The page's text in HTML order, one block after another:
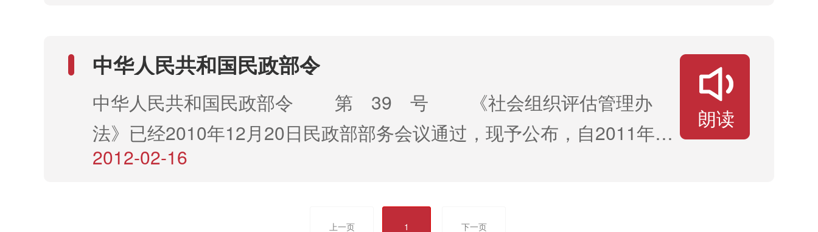
中华人民共和国民政部令
中华人民共和国民政部令 第 39 号 《社会组织评估管理办
法》已经2010年12月20日民政部部务会议通过，现予公布，自2011年3
月1日起施行。 二〇一〇年十二月二十七日 社会组织评估
2012-02-16
朗读
上一页 1 下一页